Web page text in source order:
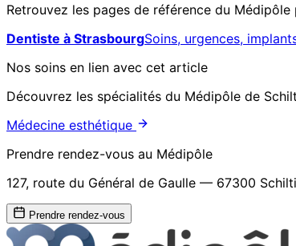
Retrouvez les pages de référence du
Dentiste à StrasbourgSoins, urgences,
Nos soins en lien avec cet article
Découvrez les spécialités du Médipôle de
Médecine esthétique
Prendre rendez-vous au Médipôle
127, route du Général de Gaulle — 67300
Prendre rendez-vous